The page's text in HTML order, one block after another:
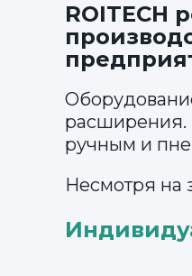
ROITECH
расширения.
ручным и
Несмотря на